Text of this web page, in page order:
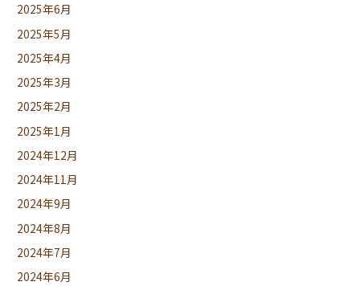
2025年6月
2025年5月
2025年4月
2025年3月
2025年2月
2025年1月
2024年12月
2024年11月
2024年9月
2024年8月
2024年7月
2024年6月